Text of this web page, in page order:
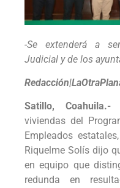
-Se extenderá a
Judicial y de los
Satillo, Coahuila.-
viviendas del
Empleados
Riquelme Solís dijo
en equipo que
redunda en